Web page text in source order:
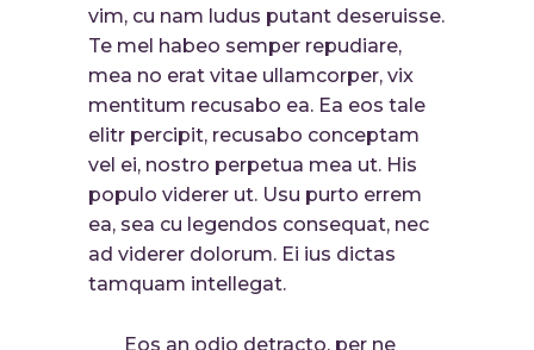
vim, cu nam ludus putant deseruisse.
Te mel habeo semper repudiare,
mea no erat vitae ullamcorper, vix
mentitum recusabo ea. Ea eos tale
elitr percipit, recusabo conceptam
vel ei, nostro perpetua mea ut. His
populo viderer ut. Usu purto errem
ea, sea cu legendos consequat, nec
ad viderer dolorum. Ei ius dictas
tamquam intellegat.
Eos an odio detracto, per ne